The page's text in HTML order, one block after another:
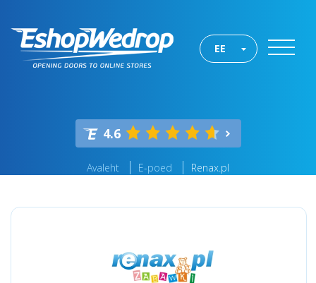
EE
4.6
Avaleht E-poed Renax.pl